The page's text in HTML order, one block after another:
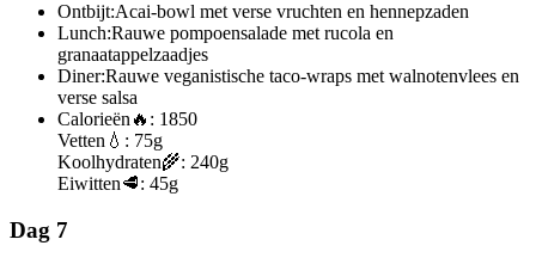
Ontbijt:Acai-bowl met verse vruchten en hennepzaden
Lunch:Rauwe pompoensalade met rucola en
granaatappelzaadjes
Diner:Rauwe veganistische taco-wraps met walnotenvlees en
verse salsa
Calorieën 🔥: 1850
Vetten 💧: 75g
Koolhydraten🌾: 240g
Eiwitten🥩: 45g
Dag 7